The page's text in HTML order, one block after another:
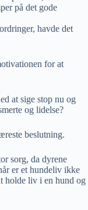
på det gode
havde det
for at
at sige stop nu og
og lidelse?
beslutning.
sorg, da dyrene
er et hundeliv ikke
holde liv i en hund og